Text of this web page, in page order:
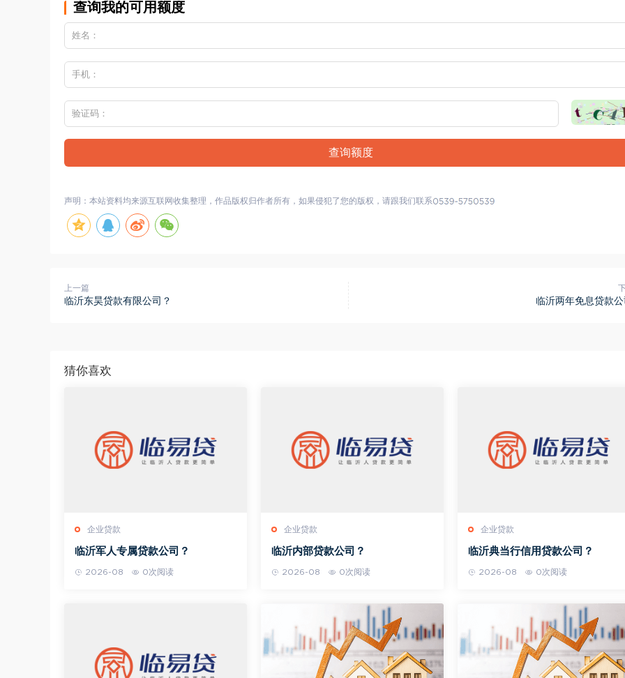
查询我的可用额度
查询额度
声明：本站资料均来源互联网收集整理，作品版权归作者所有，如果侵犯了您的版权，请跟我们联系
上一篇
临沂东昊贷款有限公司？ 临沂两年免息贷款
猜你喜欢
企业贷款
临沂军人专属贷款公司？
2026-08 0次阅读
企业贷款
临沂内部贷款公司？
2026-08 0次阅读
企业贷款
临沂典当行信用贷款公司？
2026-08 0次阅读